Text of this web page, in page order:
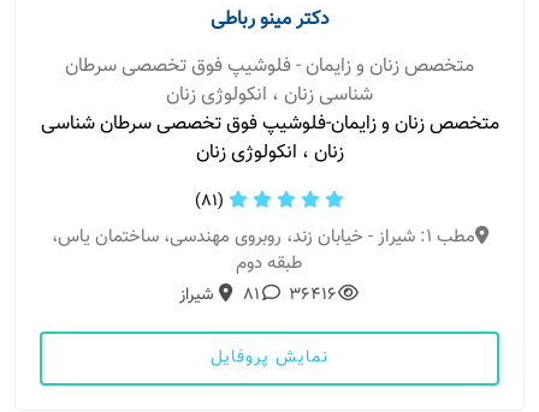
دکتر مینو رباطی
متخصص زنان و زایمان - فلوشیپ فوق تخصصی سرطان
شناسی زنان ، انکولوژی زنان
متخصص زنان و زایمان-فلوشیپ فوق تخصصی سرطان شناسی
زنان ، انکولوژی زنان
(81)
مطب 1: شیراز - خیابان زند، روبروی مهندسی، ساختمان یاس،
طبقه دوم
36416
81 شیراز
نمایش پروفایل